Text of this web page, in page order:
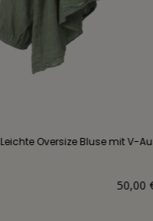
Leichte Oversize Bluse mit V-
50,00